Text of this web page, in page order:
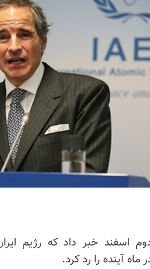
اسفند خبر داد که رژیم
ماه آینده را رد کرد.